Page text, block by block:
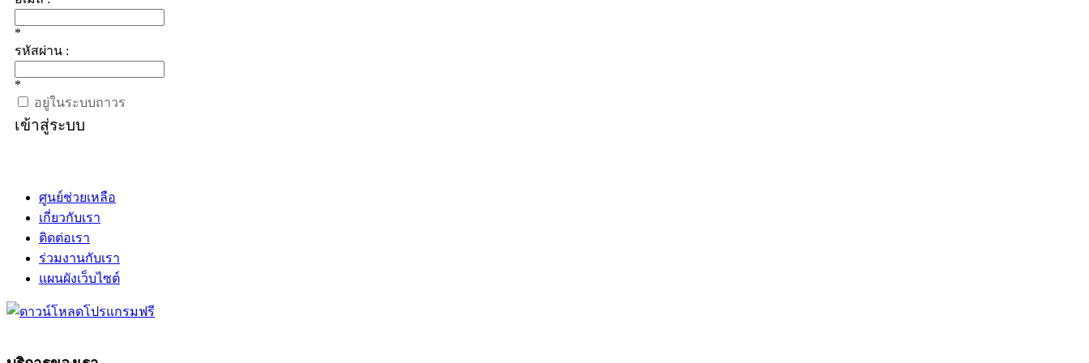
*
รหัสผ่าน :
*
อยู่ในระบบถาวร
เข้าสู่ระบบ
ศูนย์ช่วยเหลือ
เกี่ยวกับเรา
ติดต่อเรา
ร่วมงานกับเรา
แผนผังเว็บไซต์